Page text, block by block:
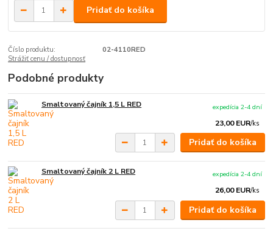
Pridať do košíka
Číslo produktu:
02-4110RED
Strážiť cenu / dostupnosť
Podobné produkty
Smaltovaný čajník 1,5 L RED
23,00 EUR/ks
expedícia 2-4 dní
Pridať do košíka
Smaltovaný čajník 2 L RED
26,00 EUR/ks
expedícia 2-4 dní
Pridať do košíka